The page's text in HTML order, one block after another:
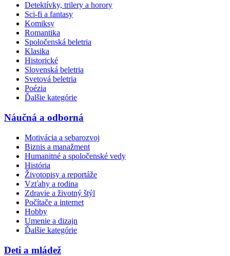
Detektívky, trilery a horory
Sci-fi a fantasy
Komiksy
Romantika
Spoločenská beletria
Klasika
Historické
Slovenská beletria
Svetová beletria
Poézia
Ďalšie kategórie
Náučná a odborná
Motivácia a sebarozvoj
Biznis a manažment
Humanitné a spoločenské vedy
História
Životopisy a reportáže
Vzťahy a rodina
Zdravie a životný štýl
Počítače a internet
Hobby
Umenie a dizajn
Ďalšie kategórie
Deti a mládež